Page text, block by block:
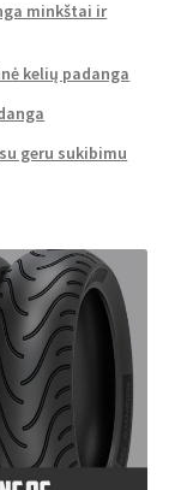
minkštai ir
kelių padanga
geru sukibimu